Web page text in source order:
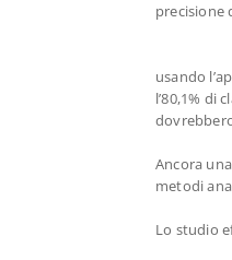
precisione
usando
l’80,1% di
Ancora
metodi
Lo studio